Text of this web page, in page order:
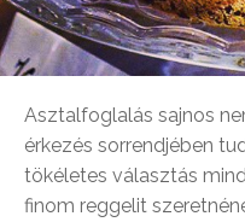
Asztalfoglalás sajnos
érkezés sorrendjében
tökéletes választás
finom reggelit